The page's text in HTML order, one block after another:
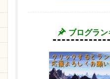
ブログラン